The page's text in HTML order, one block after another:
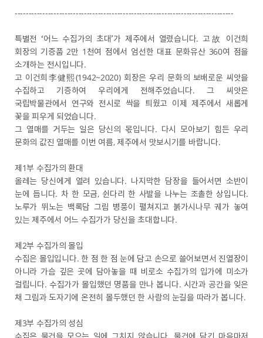
-------------------------------------------------------------------------------
특별전 ‘어느 수집가의 초대’가 제주에서 열렸습니다. 고故 이건희
회장의 기증품 2만 1천여 점에서 엄선한 대표 문화유산 360여 점을
소개하는 전시입니다.
고 이건희李健熙(1942~2020) 회장은 우리 문화의 보배로운 씨앗을
수집하고 기증하여 우리에게 전해주었습니다. 그 씨앗은
국립박물관에서 연구와 전시로 싹을 틔웠고 이제 제주에서 새롭게
꽃을 피우게 되었습니다.
그 열매를 거두는 일은 당신의 몫입니다. 다시 모아보기 힘든 우리
문화의 값진 열매를 이번 여름, 제주에서 맛보시기를 바랍니다.
제1부 수집가의 환대
올레는 당신에게 열려 있습니다. 나지막한 담장을 들어서면 소반이
눈에 듭니다. 차 한 모금, 쉰다리 한 사발을 나누는 조촐한 상입니다.
노루가 뛰노는 백록담 그림 병풍이 펼쳐지고 붉가시나무 궤가 놓여
있는 제주에서 어느 수집가가 당신을 초대합니다.
제2부 수집가의 몰입
수집은 몰입입니다. 한 점 한 점 눈에 담고 손으로 쓸어보면서 진열장이
아니라 가슴 깊은 곳에 담아놓을 때 비로소 수집가의 입가에 미소가
걸립니다. 수집가가 몰입했던 명품을 만나 봅니다. 시간과 공간을 잊은
채 그림과 도자기에 온전히 몰두했던 한 사람의 눈길을 따라가 봅니다.
제3부 수집가의 성심